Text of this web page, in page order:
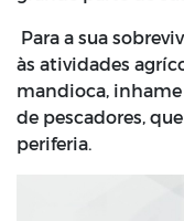
Para a sua
às atividades
mandioca,
de pescadores,
periferia.